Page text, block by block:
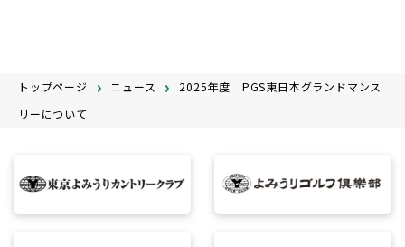
トップページ ニュース
2025年度 PGS東日本グランドマンス
リーについて